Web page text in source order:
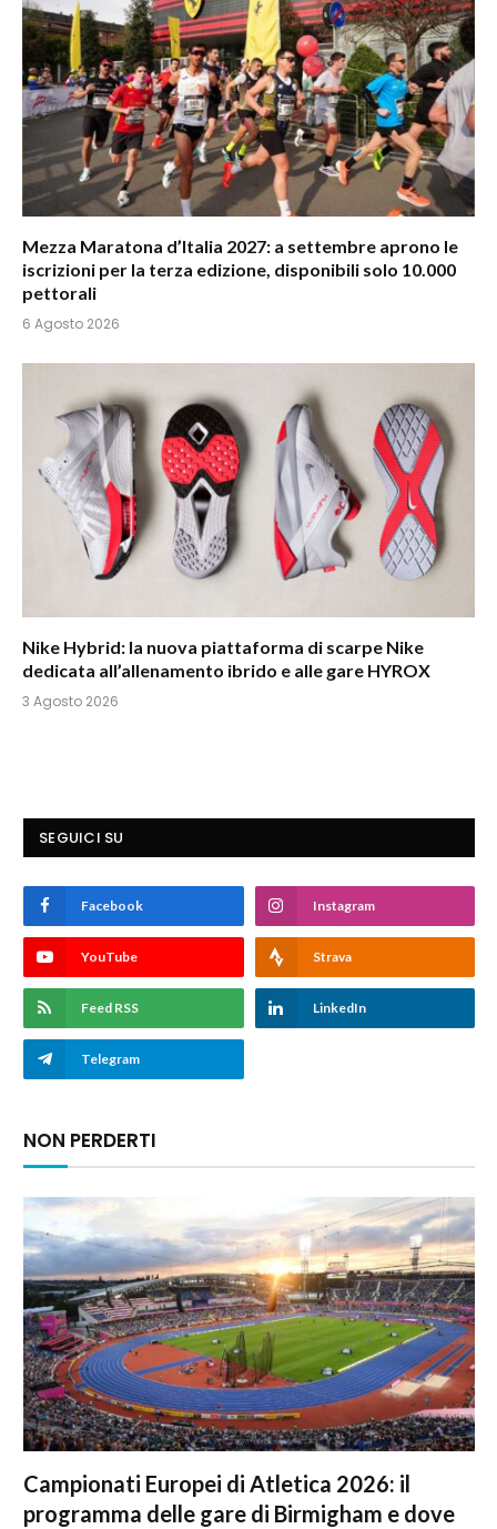
Mezza Maratona d’Italia 2027: a settembre aprono le
iscrizioni per la terza edizione, disponibili solo 10.000
pettorali
6 Agosto 2026
Nike Hybrid: la nuova piattaforma di scarpe Nike
dedicata all’allenamento ibrido e alle gare HYROX
3 Agosto 2026
SEGUICI SU
Facebook Instagram
YouTube Strava
Feed RSS LinkedIn
Telegram
NON PERDERTI
Campionati Europei di Atletica 2026: il
programma delle gare di Birmigham e dove